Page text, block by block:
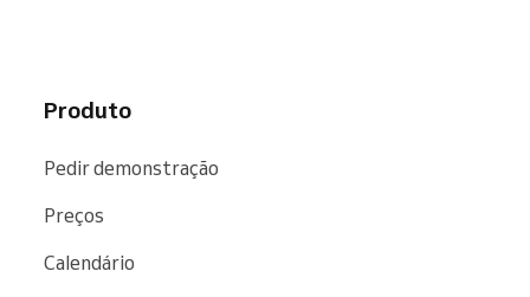
Produto
Pedir demonstração
Preços
Calendário